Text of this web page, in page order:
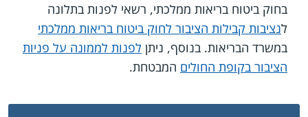
בחוק ביטוח בריאות ממלכתי, רשאי לפנות בתלונה
לנציבות קבילות הציבור לחוק ביטוח בריאות ממלכתי
במשרד הבריאות. בנוסף, ניתן לפנות לממונה על פניות
הציבור בקופת החולים המבטחת.